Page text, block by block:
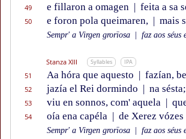
49 e fillaron a omagen | feita a sa
50 e foron pola queimaren, | mais
Sempr' a Virgen grorïosa faz aos séus
Stanza XIII Syllables IPA
51 Aa hóra que aquesto | fazían,
52 jazía el Rei dormindo | na
53 viu en sonnos, com' aquela |
54 oía ena capéla | de Xerez vózes
Sempr' a Virgen grorïosa faz aos séus